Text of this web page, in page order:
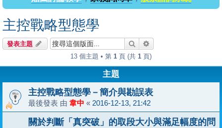
主控戰略型態學
發表主題 搜尋
13 個主題 • 第 1 頁 (共 1 頁)
主題
主控戰略型態學－簡介與勘誤表
最後發表 由 韋中 « 2016-12-13, 21:42
關於判斷「真突破」的取段大小與滿足幅度的問